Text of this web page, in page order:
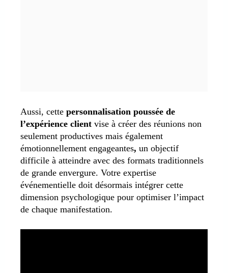
Aussi, cette personnalisation poussée de
l’expérience client vise à créer des réunions non
seulement productives mais également
émotionnellement engageantes, un objectif
difficile à atteindre avec des formats traditionnels
de grande envergure. Votre expertise
événementielle doit désormais intégrer cette
dimension psychologique pour optimiser l’impact
de chaque manifestation.